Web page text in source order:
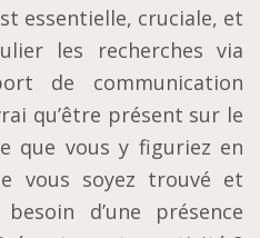
essentielle, cruciale, et
les recherches via
de communication
qu’être présent sur le
que vous y figuriez en
vous soyez trouvé et
d’une présence